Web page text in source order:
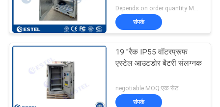
आउटडोर कैबिनेट एयर
कंडीशनर
Depends on order quantity MOQ:एक सेट
संपर्क
19 "रैक IP55 वॉटरप्रूफ
एस्टेल आउटडोर बैटरी संलग्नक
negotiable MOQ:एक सेट
संपर्क